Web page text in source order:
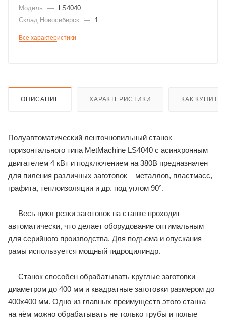
Модель
—
LS4040
Склад Новосибирск — 1
Все характеристики
ОПИСАНИЕ ХАРАКТЕРИСТИКИ КАК КУПИТЬ
Полуавтоматический ленточнопильный станок
горизонтального типа MetMachine LS4040 с асинхронным
двигателем 4 кВт и подключением на 380В предназначен
для пиления различных заготовок – металлов, пластмасс,
графита, теплоизоляции и др. под углом 90°.
Весь цикл резки заготовок на станке проходит
автоматически, что делает оборудование оптимальным
для серийного производства. Для подъема и опускания
рамы используется мощный гидроцилиндр.
Станок способен обрабатывать круглые заготовки
диаметром до 400 мм и квадратные заготовки размером до
400х400 мм. Одно из главных преимуществ этого станка —
на нём можно обрабатывать не только трубы и полые